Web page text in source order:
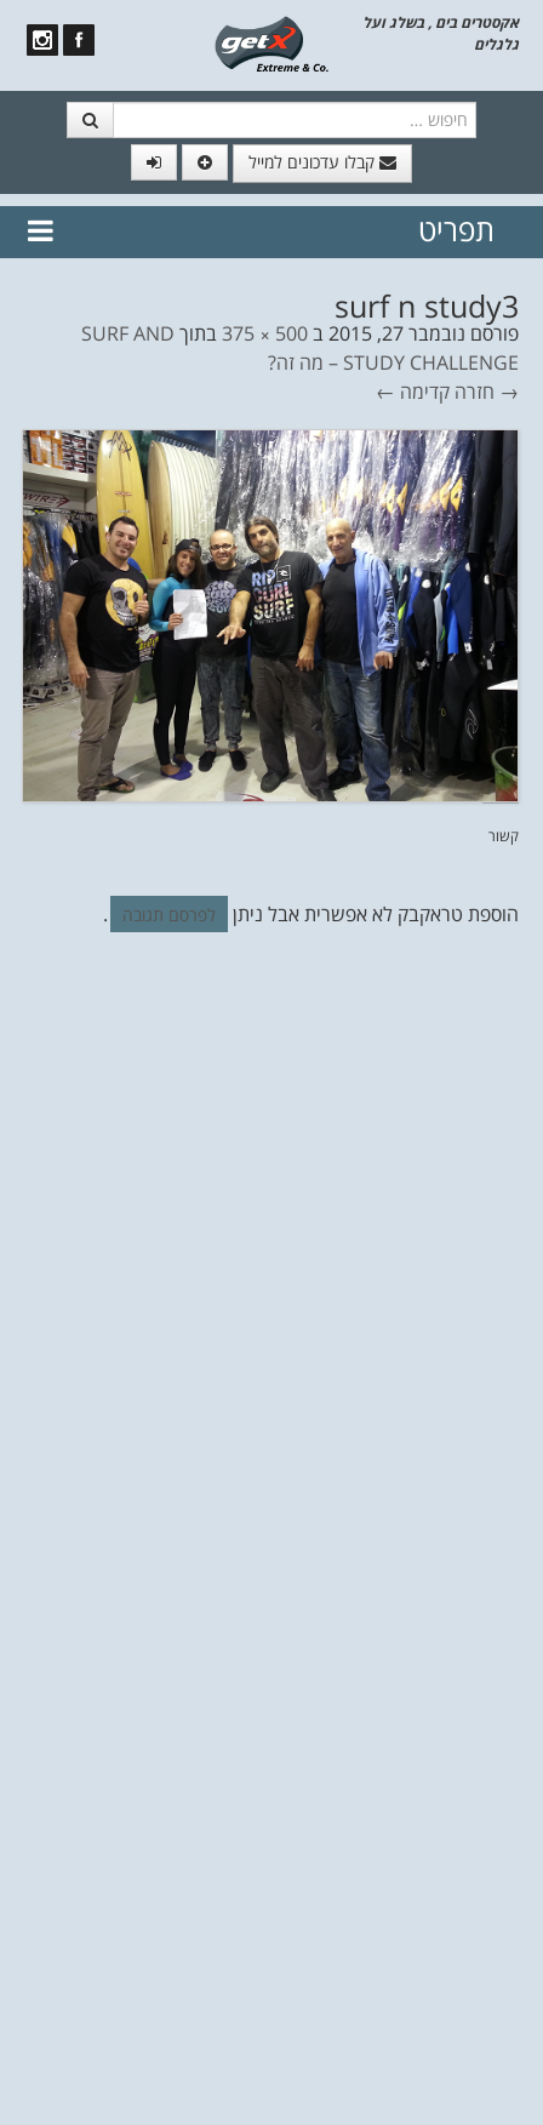
אקסטרים בים , בשלג ועל
גלגלים
קבלו עדכונים למייל
// הצטרף לרשימת תפוצה!
נשמח
תפריט
surf n study3
פורסם נובמבר 27, 2015 ב500 × 375 בתוך SURF AND
STUDY CHALLENGE – מה זה?
→ חזרה קדימה ←
קשור
הוספת טראקבק לא אפשרית אבל ניתן לפרסם תגובה .